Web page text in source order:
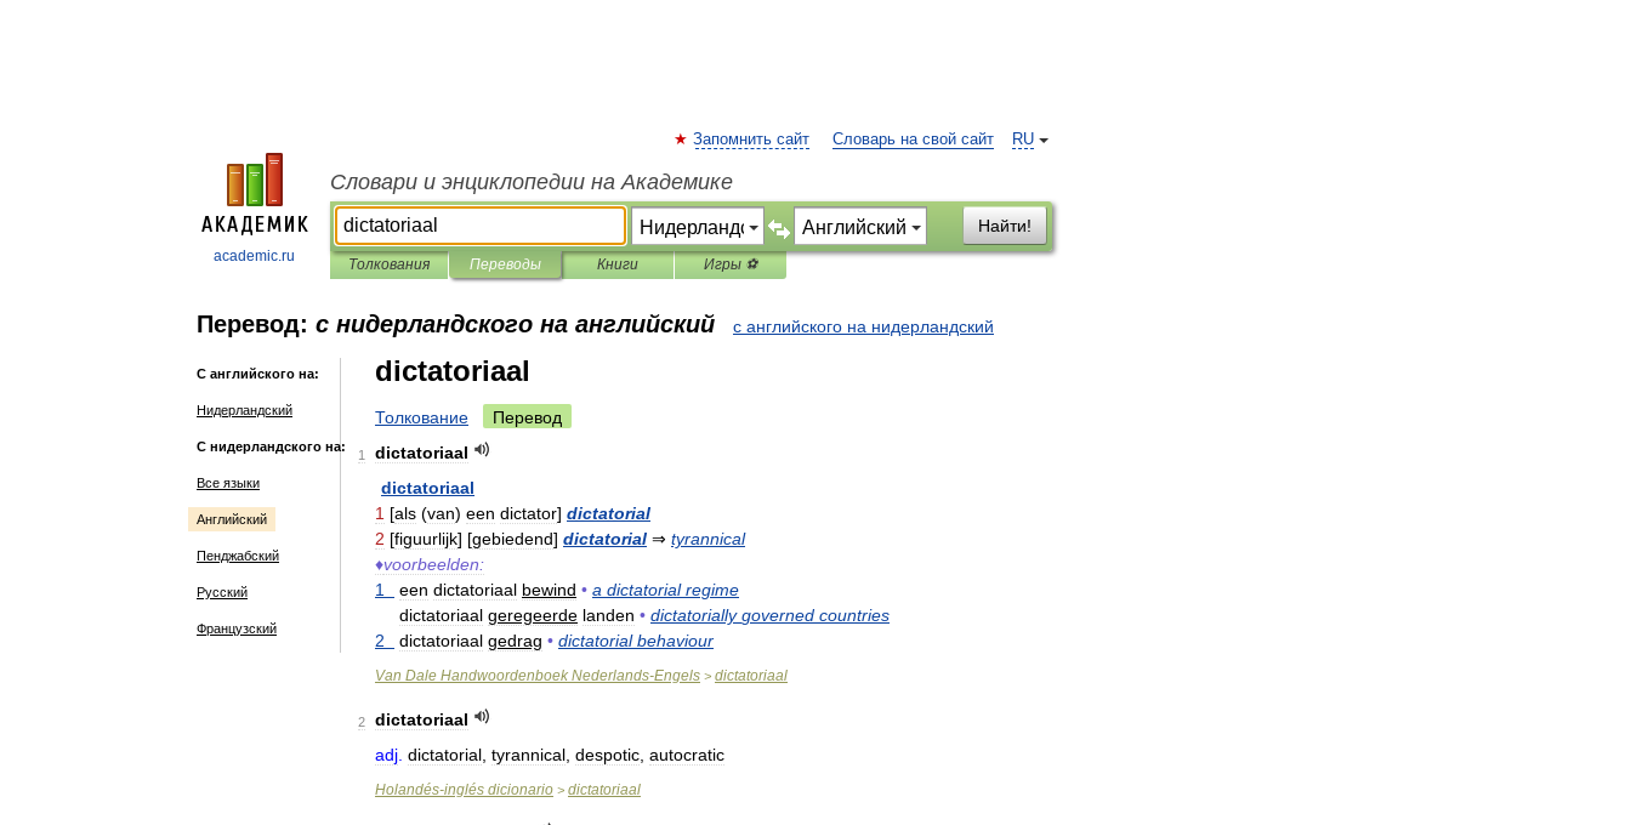
academic.ru
RU
Запомнить сайт Словарь на свой сайт
Словари и энциклопедии на Академике
Найти!
Толкования Переводы Книги Игры ⚽
Перевод: с нидерландского на английский с английского на нидерландский
С английского на:
Нидерландский
С нидерландского на:
Все языки
Английский
Пенджабский
Русский
Французский
dictatoriaal
Толкование Перевод
1
dictatoriaal
dictatoriaal
1 [als (van) een dictator] dictatorial
2 [figuurlijk] [gebiedend] dictatorial ⇒ tyrannical
♦voorbeelden:
1
een dictatoriaal bewind • a dictatorial regime
dictatoriaal geregeerde landen • dictatorially governed countries
2
dictatoriaal gedrag • dictatorial behaviour
Van Dale Handwoordenboek Nederlands-Engels > dictatoriaal
2
dictatoriaal
adj dictatorial tyrannical despotic autocratic
Holandés-inglés dicionario > dictatoriaal